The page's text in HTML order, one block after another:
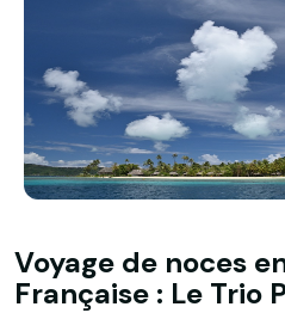
Voyage de noces
Française : Le Trio